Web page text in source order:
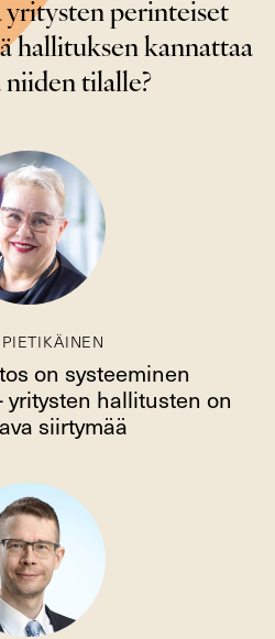
yritysten perinteiset
hallituksen kannattaa
niiden tilalle?
on systeeminen
hallitusten on
siirtymää